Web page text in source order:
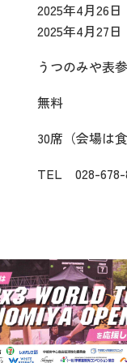
2025年4月26
2025年4月27
うつのみや表
無料
30席（会場は
TEL 028-678-